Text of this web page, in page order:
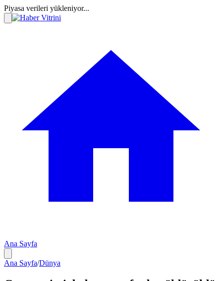
Piyasa verileri yükleniyor...
Ana Sayfa
Ana Sayfa/Dünya